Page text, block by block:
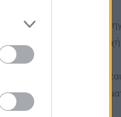
3)Παροχή υπηρεσίας
τσαπάκι, 6)Παροχή
γερανού, 8)Παροχή
ποσό που καθορίζεται
Φ.Π.Α. ανά είδος
ή εγγυητική επιστολή